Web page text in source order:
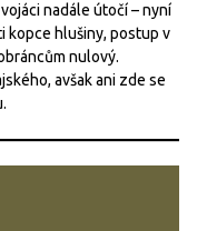
nadále útočí – nyní
kopce hlušiny, postup v
nulový.
avšak ani zde se